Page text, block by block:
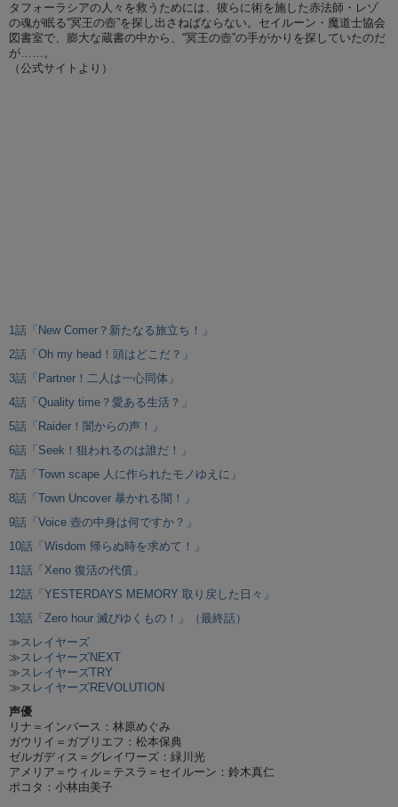
タフォーラシアの人々を救うためには、彼らに術を施した赤法師・レゾ
の魂が眠る“冥王の壺”を探し出さねばならない。セイルーン・魔道士協会
図書室で、膨大な蔵書の中から、“冥王の壺”の手がかりを探していたのだ
が……。
（公式サイトより）
1話「New Comer？新たなる旅立ち！」
2話「Oh my head！頭はどこだ？」
3話「Partner！二人は一心同体」
4話「Quality time？愛ある生活？」
5話「Raider！闇からの声！」
6話「Seek！狙われるのは誰だ！」
7話「Town scape 人に作られたモノゆえに」
8話「Town Uncover 暴かれる闇！」
9話「Voice 壺の中身は何ですか？」
10話「Wisdom 帰らぬ時を求めて！」
11話「Xeno 復活の代償」
12話「YESTERDAYS MEMORY 取り戻した日々」
13話「Zero hour 滅びゆくもの！」（最終話）
≫スレイヤーズ
≫スレイヤーズNEXT
≫スレイヤーズTRY
≫スレイヤーズREVOLUTION
声優
リナ＝インバース：林原めぐみ
ガウリイ＝ガブリエフ：松本保典
ゼルガディス＝グレイワーズ：緑川光
アメリア＝ウィル＝テスラ＝セイルーン：鈴木真仁
ポコタ：小林由美子